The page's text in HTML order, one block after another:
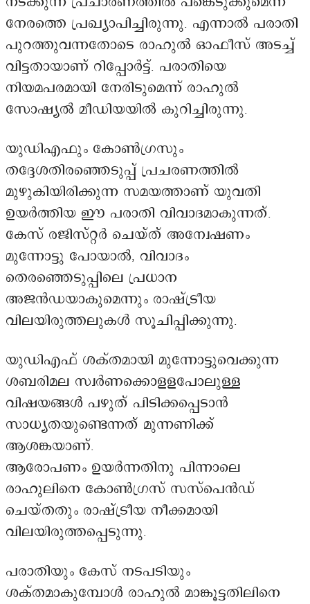
നേരത്തെ പ്രഖ്യാപിച്ചിരുന്നു. എന്നാൽ പരാതി
പുറത്തുവന്നതോടെ രാഹുൽ ഓഫീസ് അടച്ച്
വിട്ടതായാണ് റിപ്പോർട്ട്. പരാതിയെ
നിയമപരമായി നേരിടുമെന്ന് രാഹുൽ
സോഷ്യൽ മീഡിയയിൽ കുറിച്ചിരുന്നു.
യുഡിഎഫും കോൺഗ്രസും
തദ്ദേശതിരഞ്ഞെടുപ്പ് പ്രചരണത്തിൽ
മുഴുകിയിരിക്കുന്ന സമയത്താണ് യുവതി
ഉയർത്തിയ ഈ പരാതി വിവാദമാകുന്നത്.
കേസ് രജിസ്റ്റർ ചെയ്ത് അന്വേഷണം
മുന്നോട്ടു പോയാൽ, വിവാദം
തെരഞ്ഞെടുപ്പിലെ പ്രധാന
അജൻഡയാകുമെന്നും രാഷ്ട്രീയ
വിലയിരുത്തലുകൾ സൂചിപ്പിക്കുന്നു.
യുഡിഎഫ് ശക്തമായി മുന്നോട്ടുവെക്കുന്ന
ശബരിമല സ്വർണക്കൊളളപോലുള്ള
വിഷയങ്ങൾ പഴുത് പിടിക്കപ്പെടാൻ
സാധ്യതയുണ്ടെന്നത് മുന്നണിക്ക്
ആശങ്കയാണ്.
ആരോപണം ഉയർന്നതിനു പിന്നാലെ
രാഹുലിനെ കോണ്‍ഗ്രസ് സസ്പെൻഡ്
ചെയ്തതും രാഷ്ട്രീയ നീക്കമായി
വിലയിരുത്തപ്പെടുന്നു.
പരാതിയും കേസ് നടപടിയും
ശക്തമാകുമ്പോൾ രാഹുൽ മാങ്കൂട്ടതിലിനെ